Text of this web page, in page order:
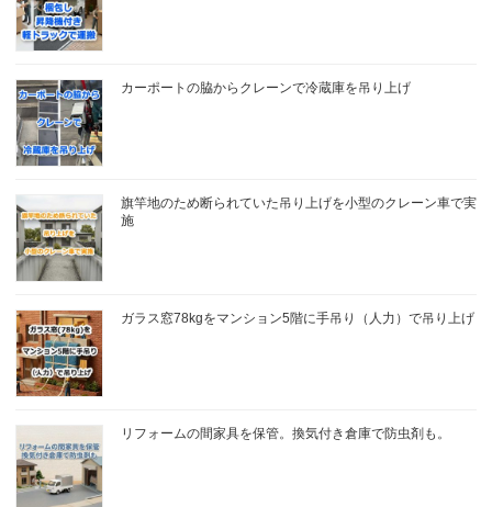
カーポートの脇からクレーンで冷蔵庫を吊り上げ
旗竿地のため断られていた吊り上げを小型のクレーン車で実
施
ガラス窓78kgをマンション5階に手吊り（人力）で吊り上げ
リフォームの間家具を保管。換気付き倉庫で防虫剤も。